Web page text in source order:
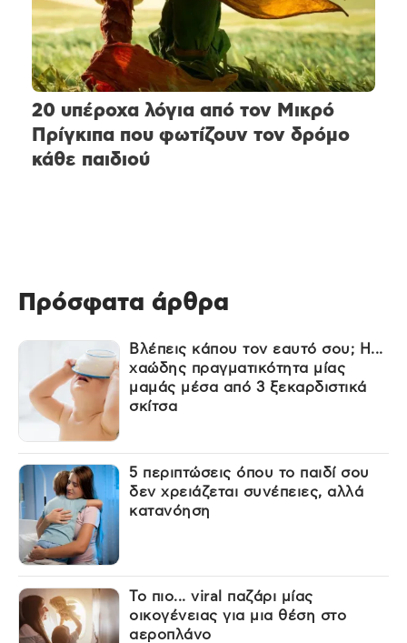
20 υπέροχα λόγια από τον Μικρό
Πρίγκιπα που φωτίζουν τον δρόμο
κάθε παιδιού
Πρόσφατα άρθρα
Βλέπεις κάπου τον εαυτό σου; Η...
χαώδης πραγματικότητα μίας
μαμάς μέσα από 3 ξεκαρδιστικά
σκίτσα
5 περιπτώσεις όπου το παιδί σου
δεν χρειάζεται συνέπειες, αλλά
κατανόηση
Το πιο... viral παζάρι μίας
οικογένειας για μια θέση στο
αεροπλάνο